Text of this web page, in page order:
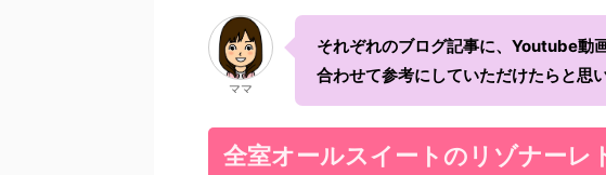
ママ
それぞれのブログ記事に、Youtube動
合わせて参考にしていただけたらと思
全室オールスイートのリゾナーレ